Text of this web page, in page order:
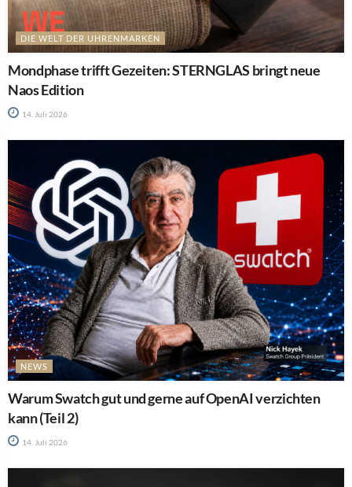
DIE WELT DER UHRENMARKEN
Mondphase trifft Gezeiten: STERNGLAS bringt neue
Naos Edition
14. Juli 2026
NEWS
Warum Swatch gut und gerne auf OpenAI verzichten
kann (Teil 2)
14. Juli 2026